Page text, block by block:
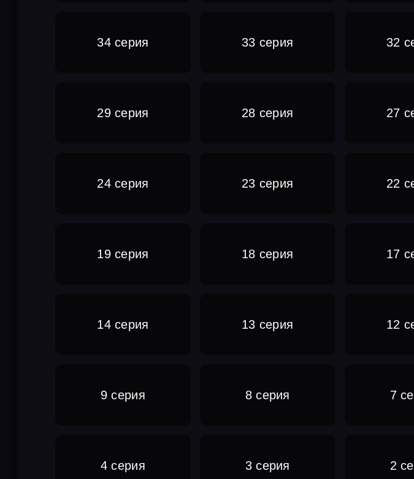
34 серия 33 серия 32
29 серия 28 серия 27
24 серия 23 серия 22
19 серия 18 серия 17
14 серия 13 серия 12
9 серия 8 серия 7
4 серия 3 серия 2